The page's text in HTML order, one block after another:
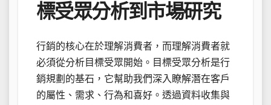
標受眾分析到市場研究
行銷的核心在於理解消費者，而理解消費者就
必須從分析目標受眾開始。目標受眾分析是行
銷規劃的基石，它幫助我們深入瞭解潛在客戶
的屬性、需求、行為和喜好。透過資料收集與